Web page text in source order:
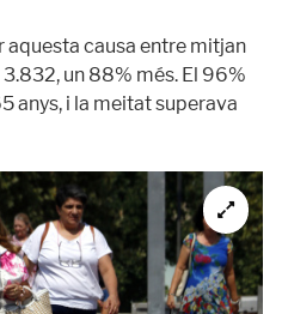
aquesta causa entre mitjan
un 88% més. El 96%
anys, i la meitat superava